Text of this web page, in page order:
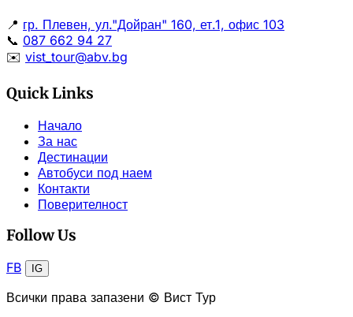
📍 гр. Плевен, ул."Дойран" 160, ет.1, офис 103
📞 087 662 94 27
✉️ vist_tour@abv.bg
Quick Links
Начало
За нас
Дестинации
Автобуси под наем
Контакти
Поверителност
Follow Us
FB IG
Всички права запазени © Вист Тур